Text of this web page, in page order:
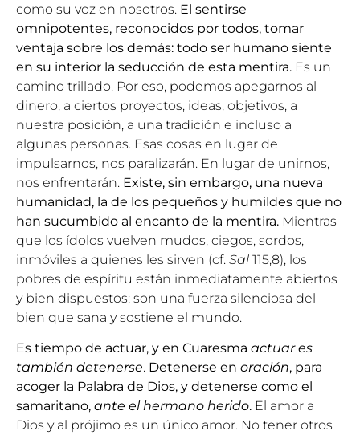
como su voz en nosotros. El sentirse
omnipotentes, reconocidos por todos, tomar
ventaja sobre los demás: todo ser humano siente
en su interior la seducción de esta mentira. Es un
camino trillado. Por eso, podemos apegarnos al
dinero, a ciertos proyectos, ideas, objetivos, a
nuestra posición, a una tradición e incluso a
algunas personas. Esas cosas en lugar de
impulsarnos, nos paralizarán. En lugar de unirnos,
nos enfrentarán. Existe, sin embargo, una nueva
humanidad, la de los pequeños y humildes que no
han sucumbido al encanto de la mentira. Mientras
que los ídolos vuelven mudos, ciegos, sordos,
inmóviles a quienes les sirven (cf. Sal 115,8), los
pobres de espíritu están inmediatamente abiertos
y bien dispuestos; son una fuerza silenciosa del
bien que sana y sostiene el mundo.
Es tiempo de actuar, y en Cuaresma actuar es
también detenerse. Detenerse en oración, para
acoger la Palabra de Dios, y detenerse como el
samaritano, ante el hermano herido. El amor a
Dios y al prójimo es un único amor. No tener otros